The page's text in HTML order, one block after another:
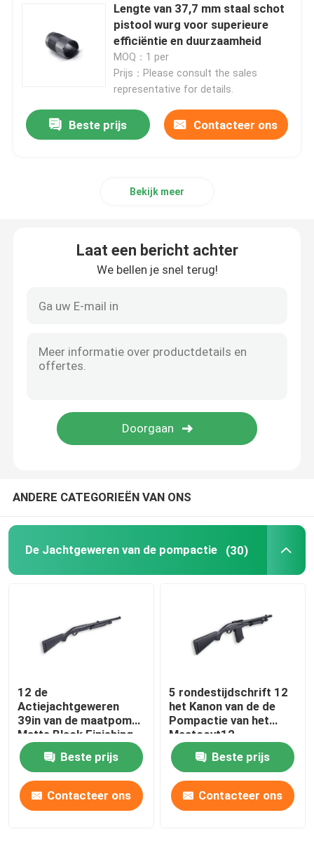
De Jachtgeweren van de huisdefensie
Tactische Jachtgeweren
De Geweren van de boutactie
Kies Geschotene Jachtgeweren uit
Geschotene Kanondelen
Jachtgeweer Munitie
Kanonoptica
Lengte van 37,7 mm staal schot
pistool wurg voor superieure
efficiëntie en duurzaamheid
MOQ：1 per
Prijs：Please consult the sales
representative for details.
Beste prijs Contacteer ons
Bekijk meer
Laat een bericht achter
We bellen je snel terug!
ANDERE CATEGORIEËN VAN ONS
De Jachtgeweren van de pompactie (30)
12 de
Actiejachtgeweren
39in van de maatpomp
Matte Black Finishing
Beste prijs
Contacteer ons
5 rondestijdschrift 12
het Kanon van de de
Pompactie van het
Maatccvt12
Jachtgeweer
Beste prijs
Contacteer ons